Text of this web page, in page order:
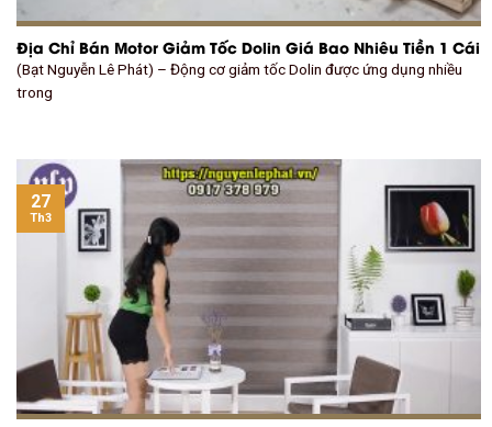
Địa Chỉ Bán Motor Giảm Tốc Dolin Giá Bao Nhiêu Tiền 1 Cái
(Bạt Nguyễn Lê Phát) – Động cơ giảm tốc Dolin được ứng dụng nhiều
trong
27
Th3